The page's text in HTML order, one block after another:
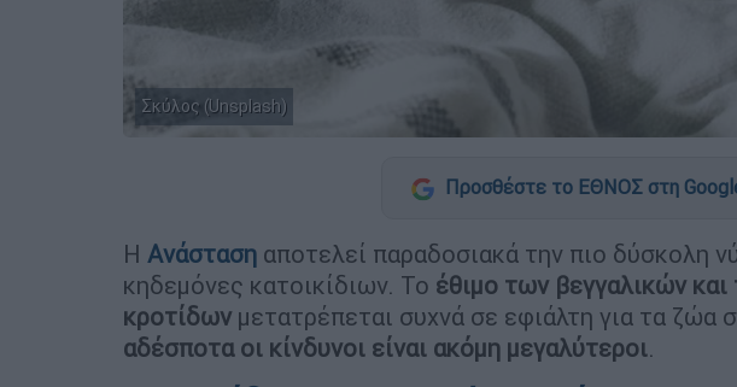
Σκύλος (Unsplash)
Προσθέστε το ΕΘΝΟΣ στη
Η Ανάσταση αποτελεί παραδοσιακά την πιο δύσκολη
κηδεμόνες κατοικίδιων. Το έθιμο των βεγγαλικών
κροτίδων μετατρέπεται συχνά σε εφιάλτη για τα ζώα
αδέσποτα οι κίνδυνοι είναι ακόμη μεγαλύτεροι.